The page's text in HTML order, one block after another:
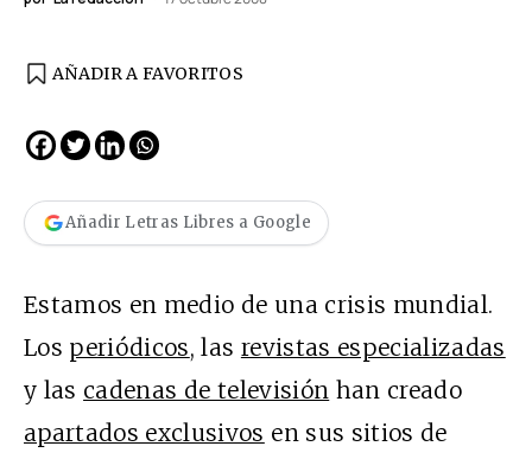
AÑADIR A FAVORITOS
Añadir Letras Libres a Google
Estamos en medio de una crisis mundial.
Los periódicos, las revistas especializadas
y las cadenas de televisión han creado
apartados exclusivos en sus sitios de